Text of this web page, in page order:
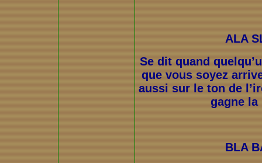
ALA
Se dit quand
que vous soyez
aussi sur le ton de
gagne la
BLA